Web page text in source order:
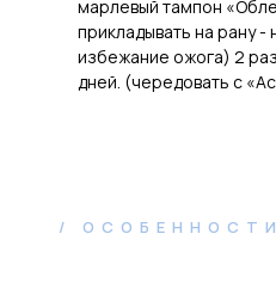
марлевый тампон
прикладывать на рану
избежание ожога) 2
дней. (чередовать с
/